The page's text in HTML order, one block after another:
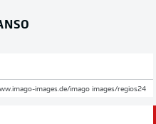
images.de/imago images/regios24